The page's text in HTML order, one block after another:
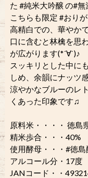
た #純米大吟醸 の#無
こちらも限定 #おり
高精白での、華やか
口に含むと林檎を思
が広がります(*´∀`)♪
スッキリとした中に
しめ、余韻にナッツ
涼やかなブルーのレ
くあった印象です♫
原料米・・・・ 徳島
精米歩合・・・40%
使用酵母・・・#徳島
アルコール分・17度
JANコード・・